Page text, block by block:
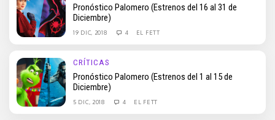
Pronóstico Palomero (Estrenos del 16 al 31 de
Diciembre)
19 DIC, 2018 4 EL FETT
CRÍTICAS
Pronóstico Palomero (Estrenos del 1 al 15 de
Diciembre)
5 DIC, 2018 4 EL FETT